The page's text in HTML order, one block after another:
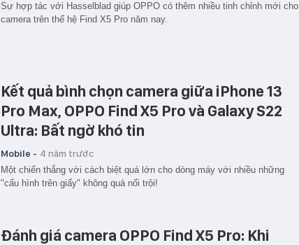
Sự hợp tác với Hasselblad giúp OPPO có thêm nhiều tinh chỉnh mới cho
camera trên thế hệ Find X5 Pro năm nay.
Kết quả bình chọn camera giữa iPhone 13
Pro Max, OPPO Find X5 Pro và Galaxy S22
Ultra: Bất ngờ khó tin
Mobile - 4 năm trước
Một chiến thắng với cách biệt quá lớn cho dòng máy với nhiều những
"cấu hình trên giấy" không quá nổi trội!
Đánh giá camera OPPO Find X5 Pro: Khi